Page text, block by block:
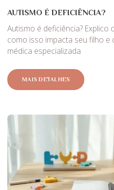
AUTISMO É DEFICIÊNCIA?
Autismo é deficiência? Explico
como isso impacta seu filho
médica especializada
MAIS DETALHES